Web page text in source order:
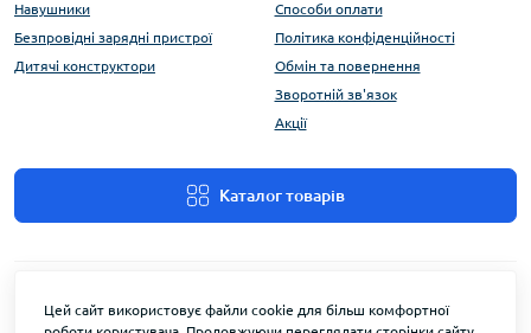
Навушники
Безпровідні зарядні пристрої
Дитячі конструктори
Способи оплати
Політика конфіденційності
Обмін та повернення
Зворотній зв'язок
Акції
Каталог товарів
Цей сайт використовує файли cookie для більш комфортної